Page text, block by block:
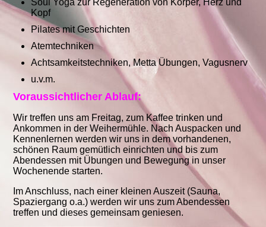
Soul Yoga zur Regeneration von Körper, Herz und
Kopf
Pilates mit Geschichten
Atemtechniken
Achtsamkeitstechniken, Metta Übungen, Vagusnerv
u.v.m.
Voraussichtlicher Ablauf:
Wir treffen uns am Freitag, zum Kaffee trinken und
Ankommen in der Weihermühle. Nach Auspacken und
Kennenlernen werden wir uns in dem vorhandenen,
schönen Raum gemütlich einrichten und bis zum
Abendessen mit Übungen und Bewegung in unser
Wochenende starten.
Im Anschluss, nach einer kleinen Auszeit (Sauna,
Spaziergang o.a.) werden wir uns zum Abendessen
treffen und dieses gemeinsam geniesen.